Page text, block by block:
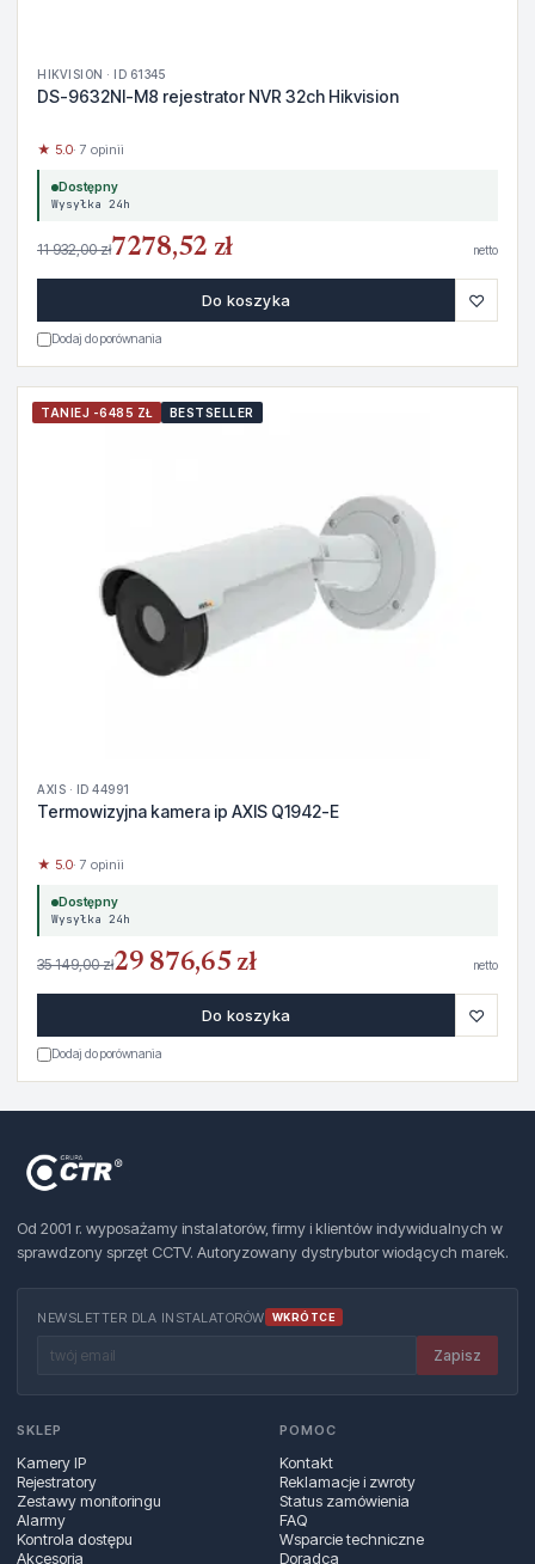
HIKVISION · ID 61345
DS-9632NI-M8 rejestrator NVR 32ch Hikvision
★ 5.0· 7 opinii
Dostępny
Wysyłka 24h
11 932,00 zł7278,52 zł netto
Do koszyka ♡
Dodaj do porównania
TANIEJ -6485 ZŁ BESTSELLER
AXIS · ID 44991
Termowizyjna kamera ip AXIS Q1942-E
★ 5.0· 7 opinii
Dostępny
Wysyłka 24h
35 149,00 zł29 876,65 zł netto
Do koszyka ♡
Dodaj do porównania
Od 2001 r. wyposażamy instalatorów, firmy i klientów indywidualnych w
sprawdzony sprzęt CCTV. Autoryzowany dystrybutor wiodących marek.
NEWSLETTER DLA INSTALATORÓW WKRÓTCE
Zapisz
SKLEP
Kamery IP
Rejestratory
Zestawy monitoringu
Alarmy
Kontrola dostępu
Akcesoria
POMOC
Kontakt
Reklamacje i zwroty
Status zamówienia
FAQ
Wsparcie techniczne
Doradca